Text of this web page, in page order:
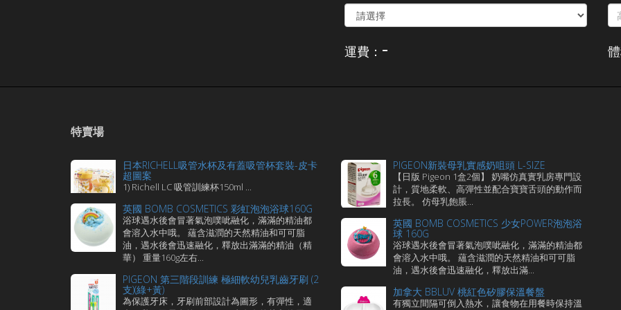
運費： -
特賣場
日本RICHELL吸管水杯及有蓋吸管杯套裝-皮卡
超圖案
1) Richell LC 吸管訓練杯150ml ...
英國 BOMB COSMETICS 彩虹泡泡浴球160G
浴球遇水後會冒著氣泡噗呲融化，滿滿的精油都
會溶入水中哦。 蘊含滋潤的天然精油和可可脂
油，遇水後會迅速融化，釋放出滿滿的精油（精
華） 重量160g左右...
PIGEON 第三階段訓練 極細軟幼兒乳齒牙刷 (2
支)(綠+黃)
為保護牙床，牙刷前部設計為圖形，有彈性，適
PIGEON新裝母乳實感奶咀頭 L-SIZE
【日版 Pigeon 1盒2個】 奶嘴仿真實乳房專門設
計，質地柔軟、高彈性並配合寶寶舌頭的動作而
拉長。 仿母乳飽脹...
英國 BOMB COSMETICS 少女POWER泡泡浴
球 160G
浴球遇水後會冒著氣泡噗呲融化，滿滿的精油都
會溶入水中哦。 蘊含滋潤的天然精油和可可脂
油，遇水後會迅速融化，釋放出滿...
加拿大 BBLUV 桃紅色矽膠保溫餐盤
有獨立間隔可倒入熱水，讓食物在用餐時保持溫